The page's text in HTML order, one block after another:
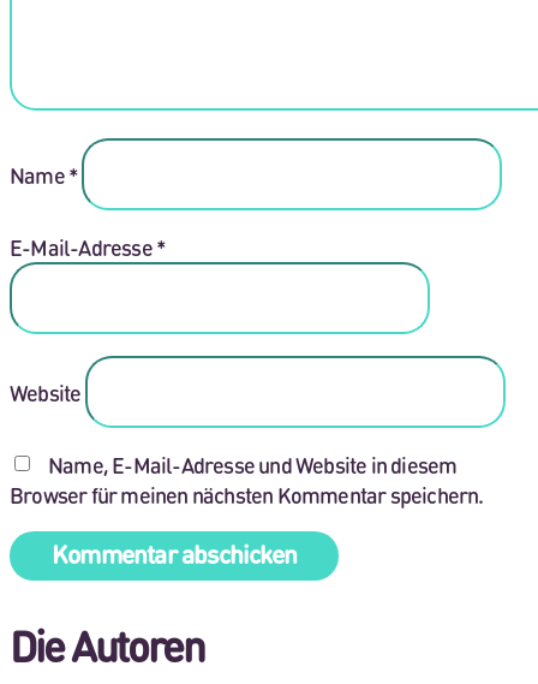
Name*
E-Mail-Adresse*
Website
Name, E-Mail-Adresse und Website in diesem
Browser für meinen nächsten Kommentar speichern.
Die Autoren